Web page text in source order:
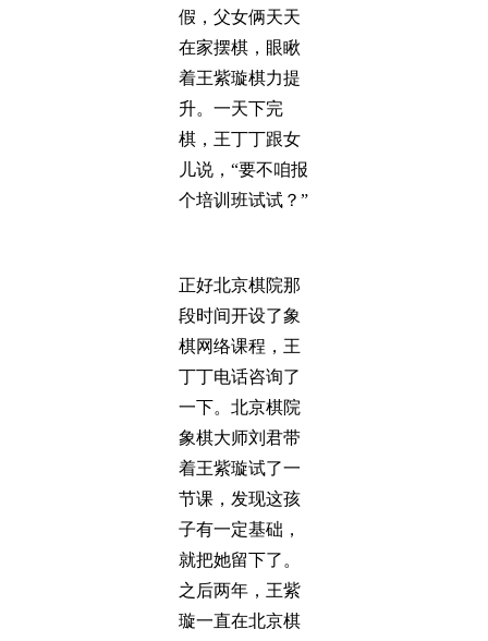
假，父女俩天天
在家摆棋，眼瞅
着王紫璇棋力提
升。一天下完
棋，王丁丁跟女
儿说，“要不咱报
个培训班试试？”
正好北京棋院那
段时间开设了象
棋网络课程，王
丁丁电话咨询了
一下。北京棋院
象棋大师刘君带
着王紫璇试了一
节课，发现这孩
子有一定基础，
就把她留下了。
之后两年，王紫
璇一直在北京棋